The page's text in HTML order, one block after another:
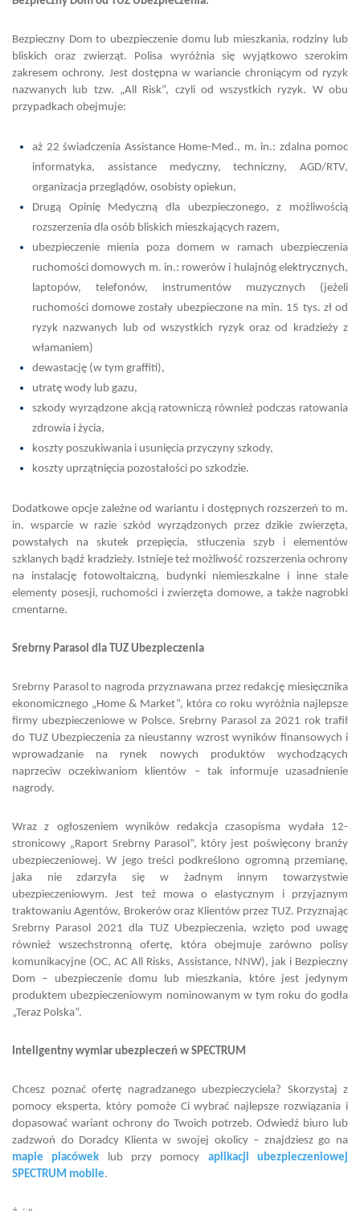
Bezpieczny Dom to ubezpieczenie domu lub mieszkania, rodziny lub
bliskich oraz zwierząt. Polisa wyróżnia się wyjątkowo szerokim
zakresem ochrony. Jest dostępna w wariancie chroniącym od ryzyk
nazwanych lub tzw. „All Risk”, czyli od wszystkich ryzyk. W obu
przypadkach obejmuje:
aż 22 świadczenia Assistance Home-Med., m. in.: zdalna pomoc
informatyka, assistance medyczny, techniczny, AGD/RTV,
organizacja przeglądów, osobisty opiekun,
Drugą Opinię Medyczną dla ubezpieczonego, z możliwością
rozszerzenia dla osób bliskich mieszkających razem,
ubezpieczenie mienia poza domem w ramach ubezpieczenia
ruchomości domowych m. in.: rowerów i hulajnóg elektrycznych,
laptopów, telefonów, instrumentów muzycznych (jeżeli
ruchomości domowe zostały ubezpieczone na min. 15 tys. zł od
ryzyk nazwanych lub od wszystkich ryzyk oraz od kradzieży z
włamaniem)
dewastację (w tym graffiti),
utratę wody lub gazu,
szkody wyrządzone akcją ratowniczą również podczas ratowania
zdrowia i życia,
koszty poszukiwania i usunięcia przyczyny szkody,
koszty uprzątnięcia pozostałości po szkodzie.
Dodatkowe opcje zależne od wariantu i dostępnych rozszerzeń to m.
in. wsparcie w razie szkód wyrządzonych przez dzikie zwierzęta,
powstałych na skutek przepięcia, stłuczenia szyb i elementów
szklanych bądź kradzieży. Istnieje też możliwość rozszerzenia ochrony
na instalację fotowoltaiczną, budynki niemieszkalne i inne stałe
elementy posesji, ruchomości i zwierzęta domowe, a także nagrobki
cmentarne.
Srebrny Parasol dla TUZ Ubezpieczenia
Srebrny Parasol to nagroda przyznawana przez redakcję miesięcznika
ekonomicznego „Home & Market”, która co roku wyróżnia najlepsze
firmy ubezpieczeniowe w Polsce. Srebrny Parasol za 2021 rok trafił
do TUZ Ubezpieczenia za nieustanny wzrost wyników finansowych i
wprowadzanie na rynek nowych produktów wychodzących
naprzeciw oczekiwaniom klientów – tak informuje uzasadnienie
nagrody.
Wraz z ogłoszeniem wyników redakcja czasopisma wydała 12-
stronicowy „Raport Srebrny Parasol”, który jest poświęcony branży
ubezpieczeniowej. W jego treści podkreślono ogromną przemianę,
jaka nie zdarzyła się w żadnym innym towarzystwie
ubezpieczeniowym. Jest też mowa o elastycznym i przyjaznym
traktowaniu Agentów, Brokerów oraz Klientów przez TUZ. Przyznając
Srebrny Parasol 2021 dla TUZ Ubezpieczenia, wzięto pod uwagę
również wszechstronną ofertę, która obejmuje zarówno polisy
komunikacyjne (OC, AC All Risks, Assistance, NNW), jak i Bezpieczny
Dom – ubezpieczenie domu lub mieszkania, które jest jedynym
produktem ubezpieczeniowym nominowanym w tym roku do godła
„Teraz Polska”.
Inteligentny wymiar ubezpieczeń w SPECTRUM
Chcesz poznać ofertę nagradzanego ubezpieczyciela? Skorzystaj z
pomocy eksperta, który pomoże Ci wybrać najlepsze rozwiązania i
dopasować wariant ochrony do Twoich potrzeb. Odwiedź biuro lub
zadzwoń do Doradcy Klienta w swojej okolicy – znajdziesz go na
mapie placówek lub przy pomocy aplikacji ubezpieczeniowej
SPECTRUM mobile.